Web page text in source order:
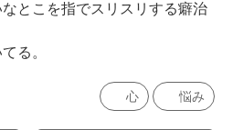
とこを指でスリスリする癖治
る。
心 悩み